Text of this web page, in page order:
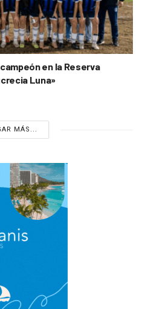
en la Reserva
Luna»
MÁS...